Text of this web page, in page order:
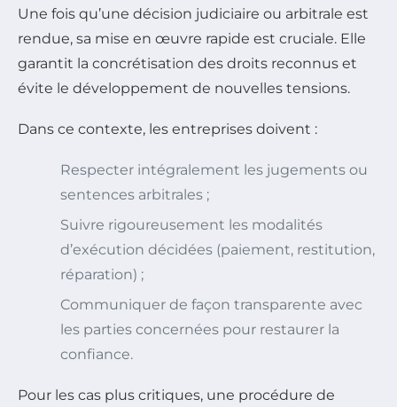
Une fois qu’une décision judiciaire ou arbitrale est
rendue, sa mise en œuvre rapide est cruciale. Elle
garantit la concrétisation des droits reconnus et
évite le développement de nouvelles tensions.
Dans ce contexte, les entreprises doivent :
Respecter intégralement les jugements ou
sentences arbitrales ;
Suivre rigoureusement les modalités
d’exécution décidées (paiement, restitution,
réparation) ;
Communiquer de façon transparente avec
les parties concernées pour restaurer la
confiance.
Pour les cas plus critiques, une procédure de